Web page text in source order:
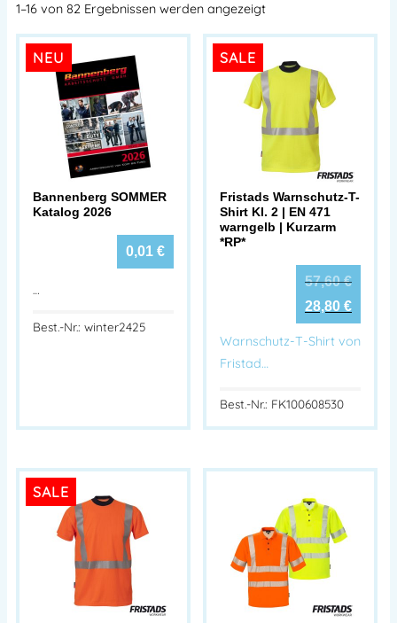
1–16 von 82 Ergebnissen werden angezeigt
NEU
Bannenberg SOMMER
Katalog 2026
0,01 €
…
Best.-Nr.: winter2425
SALE
Fristads Warnschutz-T-
Shirt Kl. 2 | EN 471
warngelb | Kurzarm
*RP*
57,60€
28,80 €
Warnschutz-T-Shirt von
Fristad…
Best.-Nr.: FK100608530
SALE